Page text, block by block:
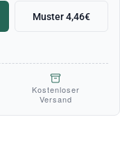
Muster 4,46€
Kostenloser
Versand